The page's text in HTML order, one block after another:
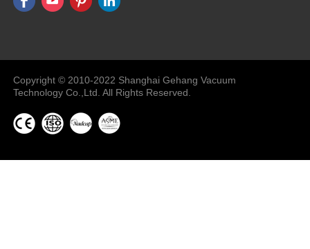
Machine
Copyright © 2010-2022 Shanghai Gehang Vacuum
Technology Co.,Ltd. All Rights Reserved.